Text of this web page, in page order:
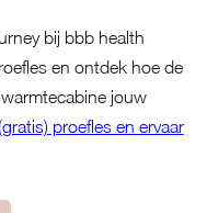
bij bbb health
en ontdek hoe de
jouw
proefles en ervaar